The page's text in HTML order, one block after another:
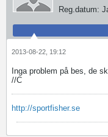
Reg.datum:
2013-08-22, 19:12
Inga problem på bes, de
//C
http://sportfisher.se